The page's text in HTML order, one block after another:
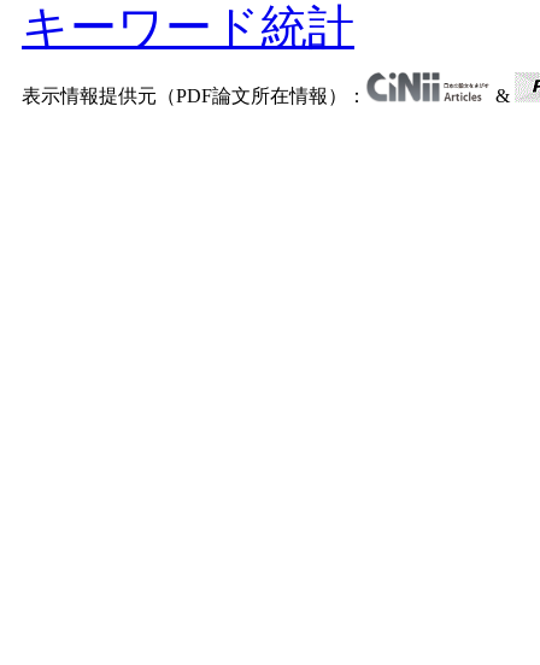
キーワード統計
表示情報提供元（PDF論文所在情報）： &